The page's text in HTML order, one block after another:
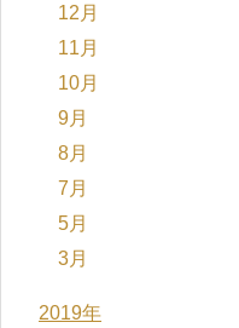
12月
11月
10月
9月
8月
7月
5月
3月
2019年